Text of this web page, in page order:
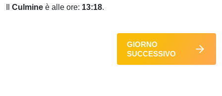
Culmine è alle ore: 13:18.
GIORNO
SUCCESSIVO